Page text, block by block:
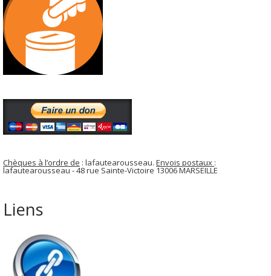
Chèques à l’ordre de : lafautearousseau. Envois postaux :
lafautearousseau - 48 rue Sainte-Victoire 13006 MARSEILLE
Liens